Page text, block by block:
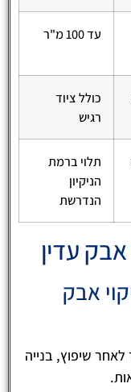
עד 100 מ"ר
כולל ציוד
רגיש
תלוי ברמת
הניקיון
הנדרשת
עדין
אבק
לאחר שיפוץ, בנייה